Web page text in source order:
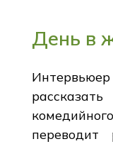
День в
переводит